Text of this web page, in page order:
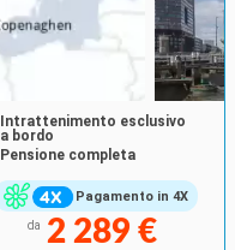
Pagamento in 4X
Intrattenimento esclusivo
a bordo
Pensione completa
da 2 289 €